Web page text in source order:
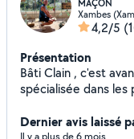
MAÇON
Xambes
4,2/5
Présentation
Bâti Clain , c'est
spécialisée dans
et d'une passion
Dernier avis laissé
Il y a plus de 6 mois